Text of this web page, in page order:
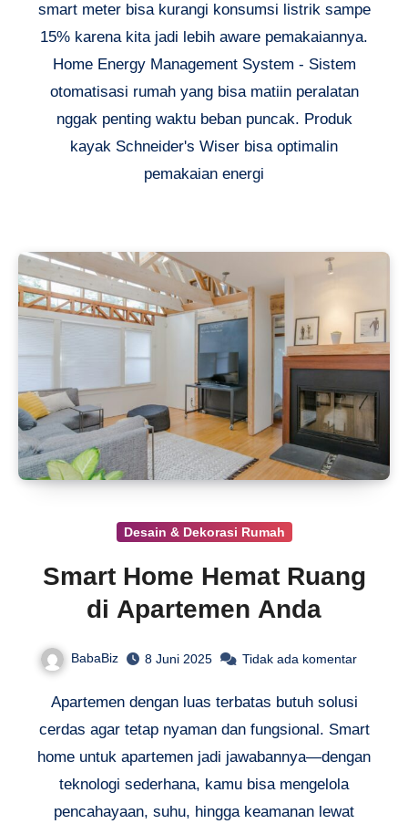
smart meter bisa kurangi konsumsi listrik sampe
15% karena kita jadi lebih aware pemakaiannya.
Home Energy Management System - Sistem
otomatisasi rumah yang bisa matiin peralatan
nggak penting waktu beban puncak. Produk
kayak Schneider's Wiser bisa optimalin
pemakaian energi
Desain & Dekorasi Rumah
Smart Home Hemat Ruang
di Apartemen Anda
BabaBiz 8 Juni 2025 Tidak ada komentar
Apartemen dengan luas terbatas butuh solusi
cerdas agar tetap nyaman dan fungsional. Smart
home untuk apartemen jadi jawabannya—dengan
teknologi sederhana, kamu bisa mengelola
pencahayaan, suhu, hingga keamanan lewat